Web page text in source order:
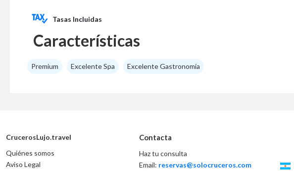
Tasas Incluidas
Características
Premium Excelente Spa Excelente Gastronomía
CrucerosLujo.travel
Quiénes somos
Aviso Legal
Contacta
Haz tu consulta
Email: reservas@solocruceros.com